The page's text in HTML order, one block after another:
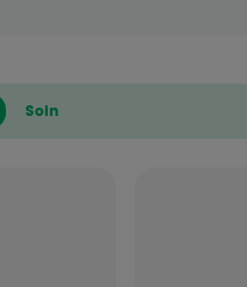
Soin